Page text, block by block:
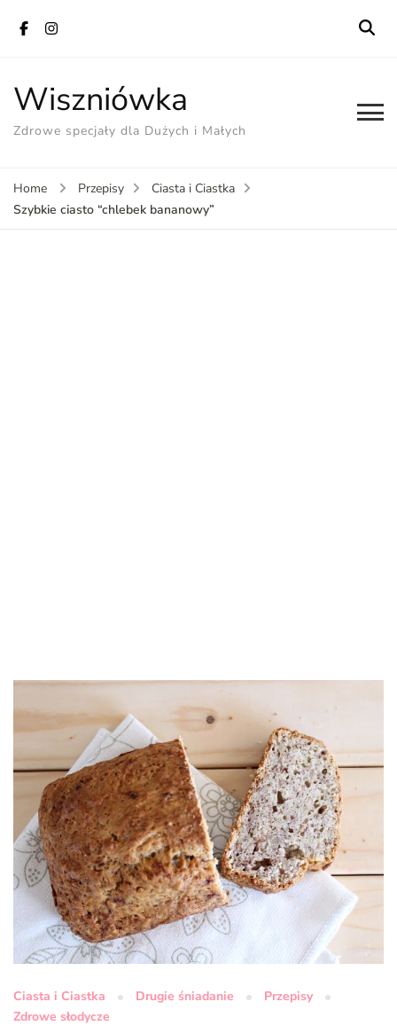
Wiszniówka
Zdrowe specjały dla Dużych i Małych
Home Przepisy
Ciasta i Ciastka
Szybkie ciasto “chlebek bananowy”
Ciasta i Ciastka Drugie śniadanie
Przepisy
Zdrowe słodycze